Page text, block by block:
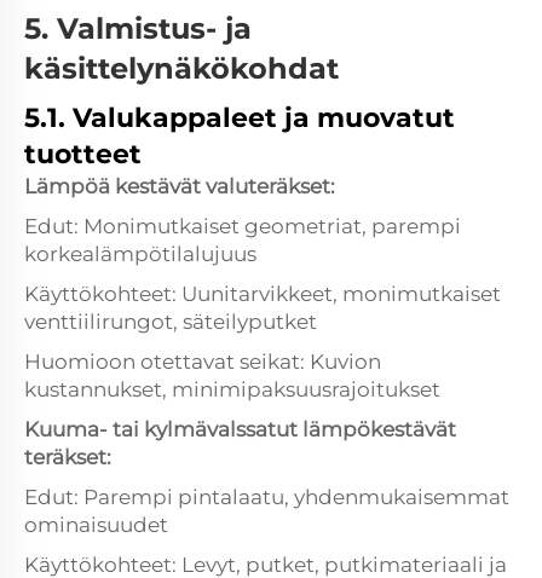
5. Valmistus- ja
käsittelynäkökohdat
5.1. Valukappaleet ja muovatut
tuotteet
Lämpöä kestävät valuteräkset:
Edut: Monimutkaiset geometriat, parempi
korkealämpötilalujuus
Käyttökohteet: Uunitarvikkeet, monimutkaiset
venttiilirungot, säteilyputket
Huomioon otettavat seikat: Kuvion
kustannukset, minimipaksuusrajoitukset
Kuuma- tai kylmävalssatut lämpökestävät
teräkset:
Edut: Parempi pintalaatu, yhdenmukaisemmat
ominaisuudet
Käyttökohteet: Levyt, putket, putkimateriaali ja